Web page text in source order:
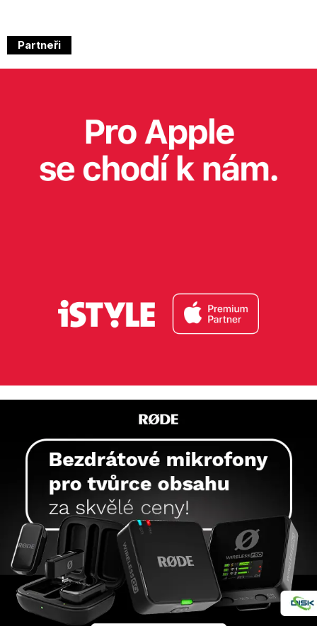
Partneři